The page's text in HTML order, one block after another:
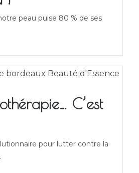
peau puise 80 % de ses
C’est
pour lutter contre la